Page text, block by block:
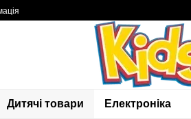
Дитячі товари Електроніка